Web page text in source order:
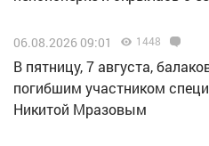
06.08.2026 09:01 1448
В пятницу, 7 августа,
погибшим участником
Никитой Мразовым